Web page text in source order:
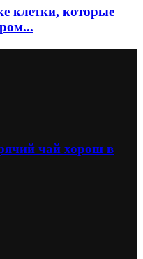
клетки, которые
чай хорош в